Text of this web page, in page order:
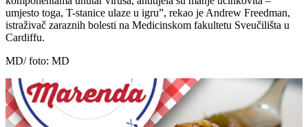
umjesto toga, T-stanice ulaze u igru”, rekao je Andrew Freedman,
istraživač zaraznih bolesti na Medicinskom fakultetu Sveučilišta u
Cardiffu.
MD/ foto: MD